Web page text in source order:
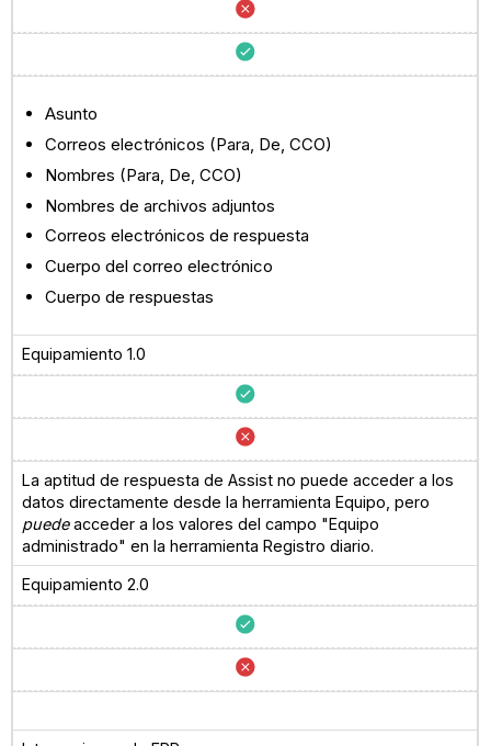
Asunto
Correos electrónicos (Para, De, CCO)
Nombres (Para, De, CCO)
Nombres de archivos adjuntos
Correos electrónicos de respuesta
Cuerpo del correo electrónico
Cuerpo de respuestas
Equipamiento 1.0
La aptitud de respuesta de Assist no puede acceder a los
datos directamente desde la herramienta Equipo, pero
puedeacceder a los valores del campo "Equipo
administrado" en la herramienta Registro diario.
Equipamiento 2.0